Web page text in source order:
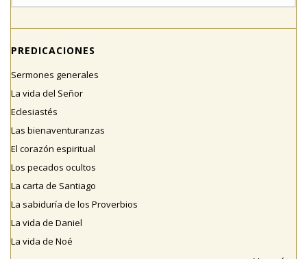
PREDICACIONES
Sermones generales
La vida del Señor
Eclesiastés
Las bienaventuranzas
El corazón espiritual
Los pecados ocultos
La carta de Santiago
La sabiduría de los Proverbios
La vida de Daniel
La vida de Noé